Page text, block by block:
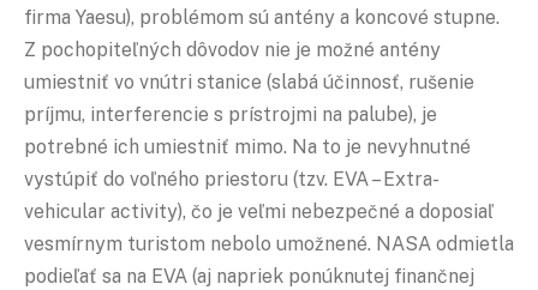
firma Yaesu), problémom sú antény a koncové stupne.
Z pochopiteľných dôvodov nie je možné antény
umiestniť vo vnútri stanice (slabá účinnosť, rušenie
príjmu, interferencie s prístrojmi na palube), je
potrebné ich umiestniť mimo. Na to je nevyhnutné
vystúpiť do voľného priestoru (tzv. EVA – Extra-
vehicular activity), čo je veľmi nebezpečné a doposiaľ
vesmírnym turistom nebolo umožnené. NASA odmietla
podieľať sa na EVA (aj napriek ponúknutej finančnej